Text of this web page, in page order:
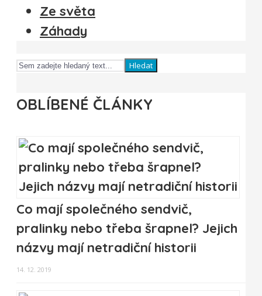
Ze světa
Záhady
Hledat
OBLÍBENÉ ČLÁNKY
Co mají společného sendvič,
pralinky nebo třeba šrapnel? Jejich
názvy mají netradiční historii
14. 12. 2019